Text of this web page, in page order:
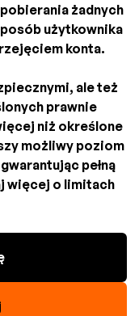
żadnych
użytkownika
konta.
ale też
prawnie
niż określone
możliwy poziom
pełną
więcej o limitach